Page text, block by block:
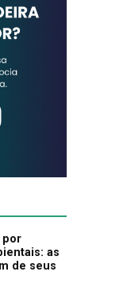
por
as
de seus